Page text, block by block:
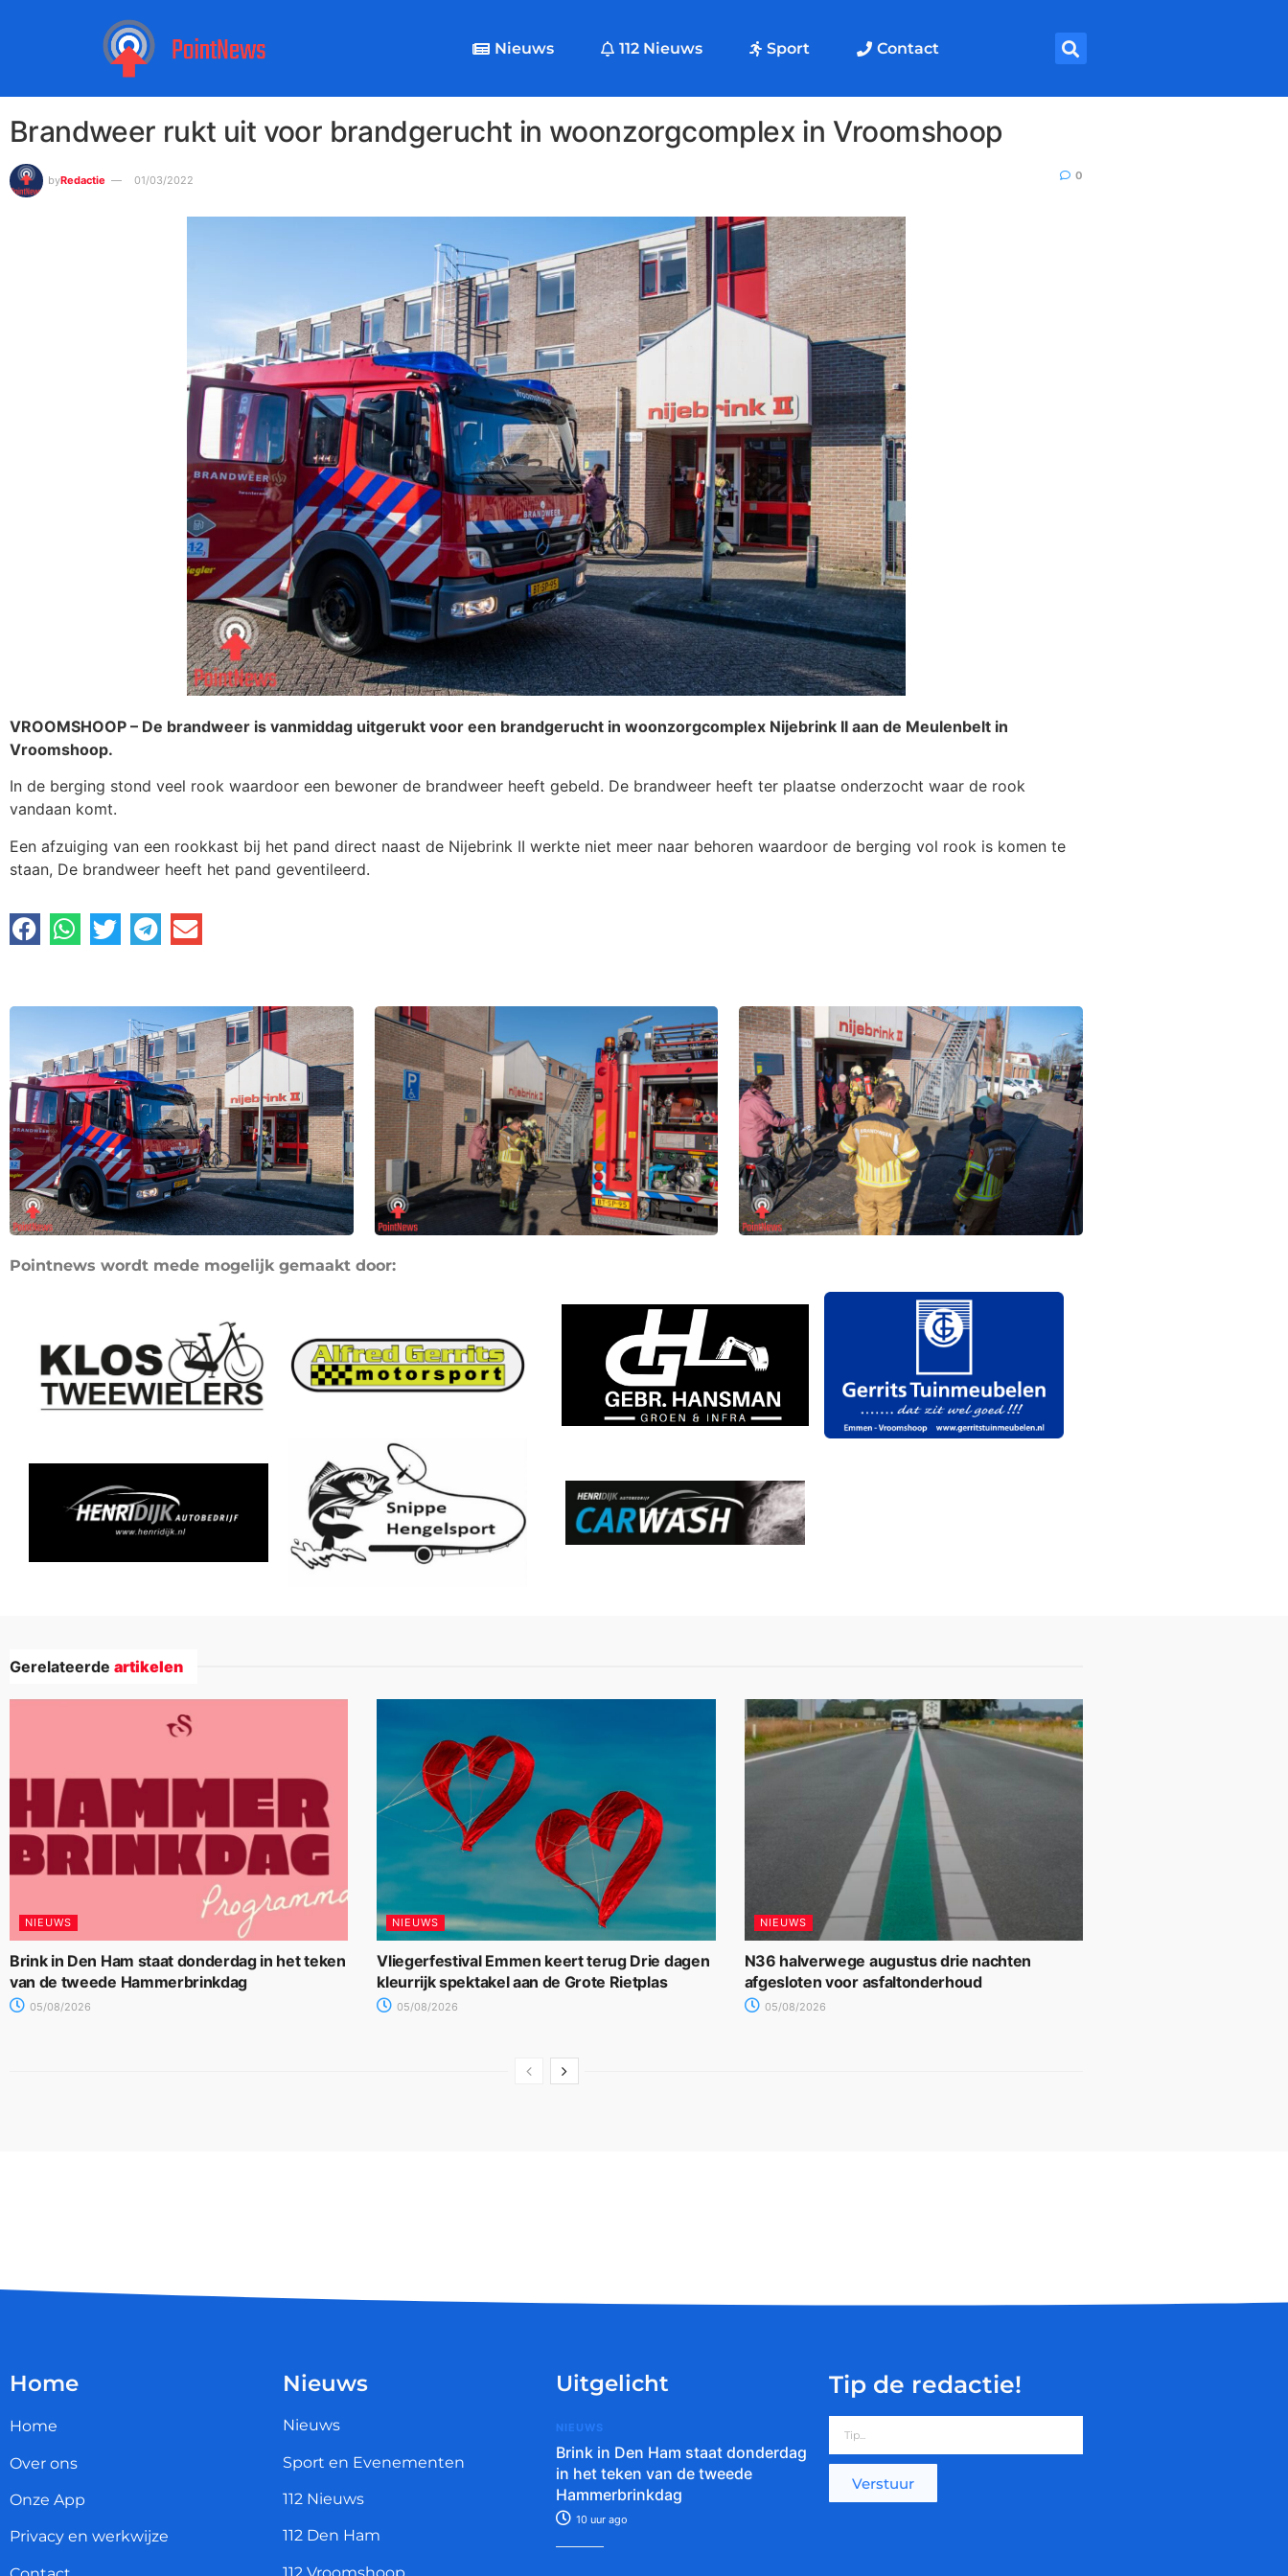
Nieuws 112 Nieuws Sport Contact
Brandweer rukt uit voor brandgerucht in woonzorgcomplex in Vroomshoop
byRedactie 01/03/2022 0
VROOMSHOOP – De brandweer is vanmiddag uitgerukt voor een brandgerucht in woonzorgcomplex Nijebrink II aan de Meulenbelt in
Vroomshoop.
In de berging stond veel rook waardoor een bewoner de brandweer heeft gebeld. De brandweer heeft ter plaatse onderzocht waar de rook
vandaan komt.
Een afzuiging van een rookkast bij het pand direct naast de Nijebrink II werkte niet meer naar behoren waardoor de berging vol rook is komen te
staan, De brandweer heeft het pand geventileerd.
Pointnews wordt mede mogelijk gemaakt door:
Gerelateerde artikelen
NIEUWS
Brink in Den Ham staat donderdag in het teken
van de tweede Hammerbrinkdag
05/08/2026
NIEUWS
Vliegerfestival Emmen keert terug Drie dagen
kleurrijk spektakel aan de Grote Rietplas
05/08/2026
NIEUWS
N36 halverwege augustus drie nachten
afgesloten voor asfaltonderhoud
05/08/2026
Home
Home
Over ons
Onze App
Privacy en werkwijze
Nieuws
Nieuws
Sport en Evenementen
112 Nieuws
112 Den Ham
Uitgelicht
NIEUWS
Brink in Den Ham staat donderdag
in het teken van de tweede
Hammerbrinkdag
10 uur ago
Tip de redactie!
Verstuur